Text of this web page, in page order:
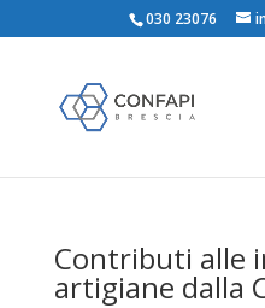
030 23076
Contributi alle
artigiane dalla